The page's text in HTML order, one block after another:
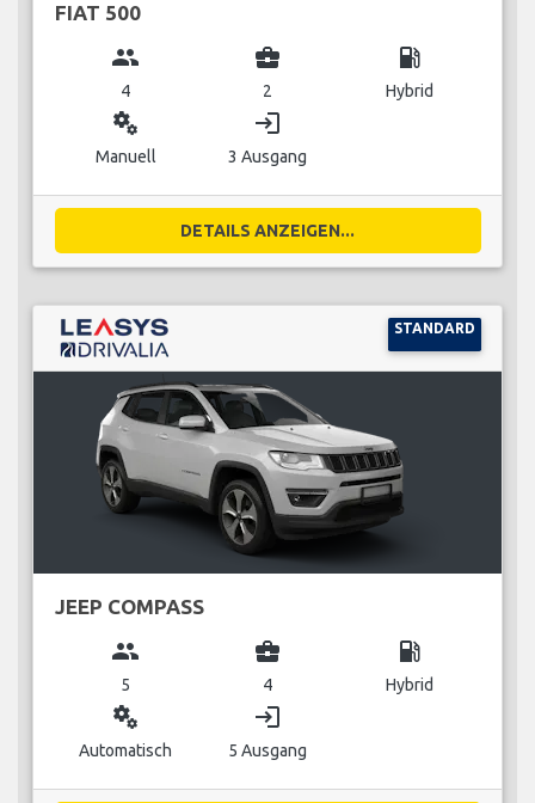
FIAT 500
group
4
business_center
2
local_gas_station
Hybrid
miscellaneous_services
Manuell
login
3 Ausgang
DETAILS ANZEIGEN...
STANDARD
JEEP COMPASS
group
5
business_center
4
local_gas_station
Hybrid
miscellaneous_services
Automatisch
login
5 Ausgang